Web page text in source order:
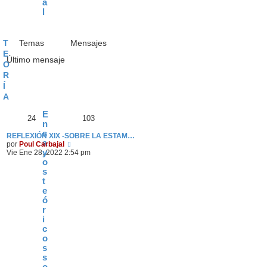
a
T
E
O
R
Í
A
Temas
Mensajes
Último mensaje
E
n
s
a
y
o
s
t
e
ó
r
i
c
o
s
s
24 103
REFLEXIÓN XIX -SOBRE LA ESTAM…
por Poul Carbajal
e
Vie Ene 28, 2022 2:54 pm